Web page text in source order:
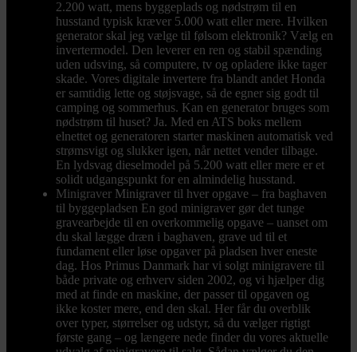
2.200 watt, mens byggeplads og nødstrøm til en
husstand typisk kræver 5.000 watt eller mere. Hvilken
generator skal jeg vælge til følsom elektronik? Vælg en
invertermodel. Den leverer en ren og stabil spænding
uden udsving, så computere, tv og opladere ikke tager
skade. Vores digitale invertere fra blandt andet Honda
er samtidig lette og støjsvage, så de egner sig godt til
camping og sommerhus. Kan en generator bruges som
nødstrøm til huset? Ja. Med en ATS boks mellem
elnettet og generatoren starter maskinen automatisk ved
strømsvigt og slukker igen, når nettet vender tilbage.
En lydsvag dieselmodel på 5.200 watt eller mere er et
solidt udgangspunkt for en almindelig husstand.
Minigraver Minigraver til hver opgave – fra baghaven
til byggepladsen En god minigraver gør det tunge
gravearbejde til en overkommelig opgave – uanset om
du skal lægge dræn i baghaven, grave ud til et
fundament eller løse opgaver på pladsen hver eneste
dag. Hos Primus Danmark har vi solgt minigravere til
både private og erhverv siden 2002, og vi hjælper dig
med at finde en maskine, der passer til opgaven og
ikke koster mere, end den skal. Her får du overblik
over typer, størrelser og udstyr, så du vælger rigtigt
første gang – og længere nede finder du vores aktuelle